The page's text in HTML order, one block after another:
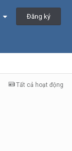
Đăng ký
Tất cả hoạt động